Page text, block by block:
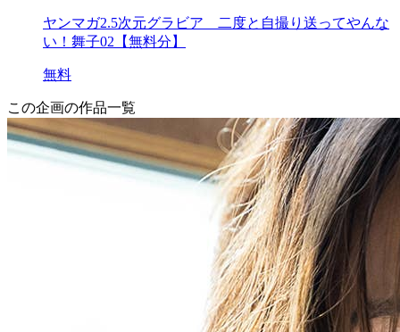
ヤンマガ2.5次元グラビア 二度と自撮り送ってやんな
い！舞子02【無料分】
無料
この企画の作品一覧